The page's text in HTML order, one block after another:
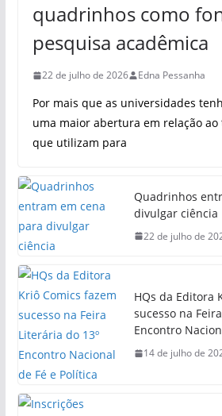
quadrinhos como
pesquisa acadêmica
22 de julho de 2026 Edna Pessanha
Por mais que as universidades
uma maior abertura em relação
que utilizam para
Quadrinhos
divulgar ciência
22 de julho de
HQs da Editora
sucesso na
Encontro
14 de julho de